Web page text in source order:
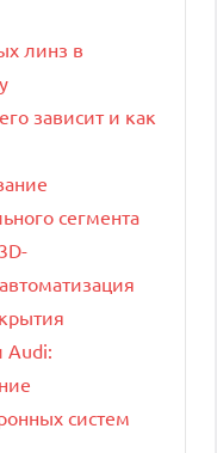
линз в
зависит и как
сегмента
Audi:
систем